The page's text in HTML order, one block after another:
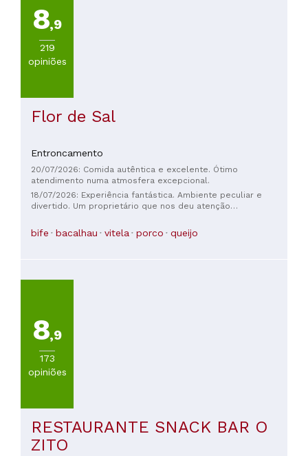
8,9
219
opiniões
Flor de Sal
Entroncamento
20/07/2026: Comida autêntica e excelente. Ótimo
atendimento numa atmosfera excepcional.
18/07/2026: Experiência fantástica. Ambiente peculiar e
divertido. Um proprietário que nos deu atenção
completar, o filé mignon mais delicioso e macio que comi
em anos... Mencionei que também era extremamente
bife bacalhau vitela porco queijo
8,9
173
opiniões
RESTAURANTE SNACK BAR O
ZITO